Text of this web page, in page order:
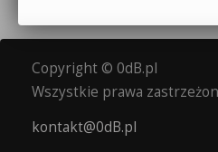
Copyright © 0dB.pl
Wszystkie prawa
kontakt@0dB.pl